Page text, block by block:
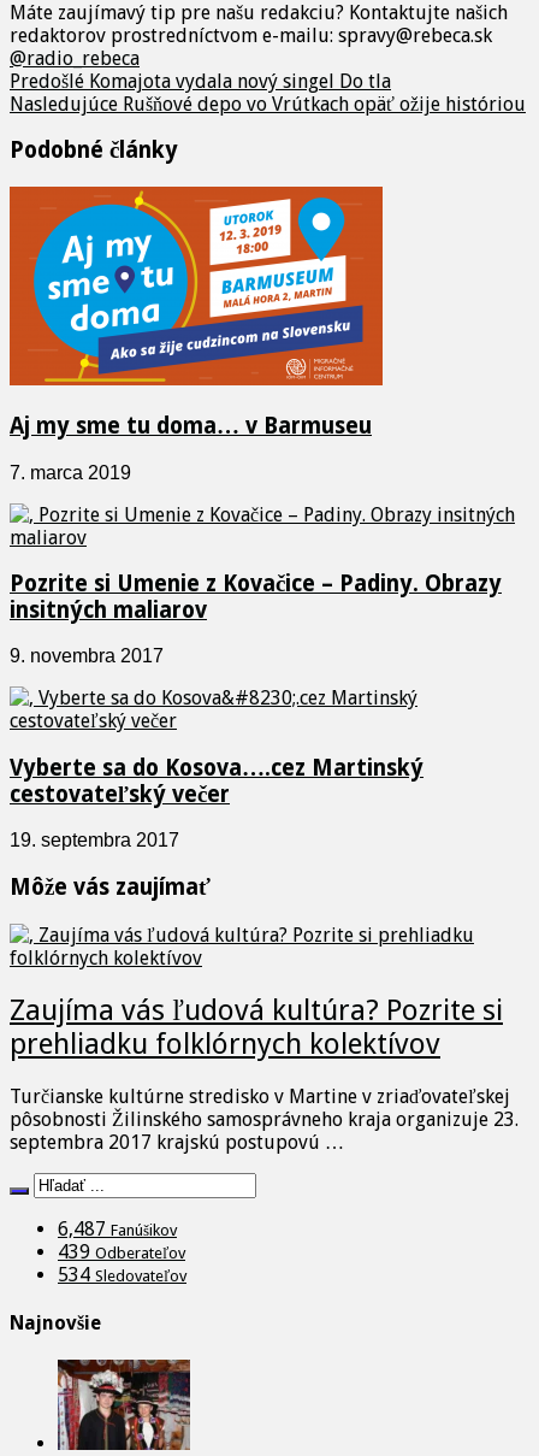
Máte zaujímavý tip pre našu redakciu? Kontaktujte našich
redaktorov prostredníctvom e-mailu: spravy@rebeca.sk
@radio_rebeca
Predošlé Komajota vydala nový singel Do tla
Nasledujúce Rušňové depo vo Vrútkach opäť ožije históriou
Podobné články
Aj my sme tu doma… v Barmuseu
7. marca 2019
Pozrite si Umenie z Kovačice – Padiny. Obrazy
insitných maliarov
9. novembra 2017
Vyberte sa do Kosova….cez Martinský
cestovateľský večer
19. septembra 2017
Môže vás zaujímať
Zaujíma vás ľudová kultúra? Pozrite si
prehliadku folklórnych kolektívov
Turčianske kultúrne stredisko v Martine v zriaďovateľskej
pôsobnosti Žilinského samosprávneho kraja organizuje 23.
septembra 2017 krajskú postupovú …
6,487 Fanúšikov
439 Odberateľov
534 Sledovateľov
Najnovšie